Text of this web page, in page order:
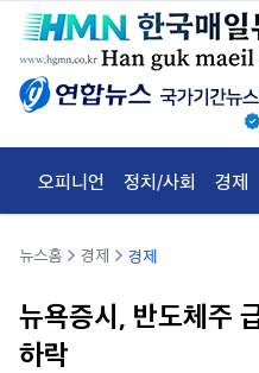
오피니언 정치/사회 경제
뉴스홈 경제 경제
뉴욕증시, 반도체주
하락